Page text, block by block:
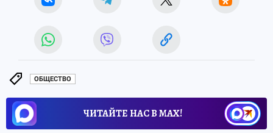
ОБЩЕСТВО
ЧИТАЙТЕ НАС В МАХ!